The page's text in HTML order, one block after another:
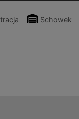
Schowek